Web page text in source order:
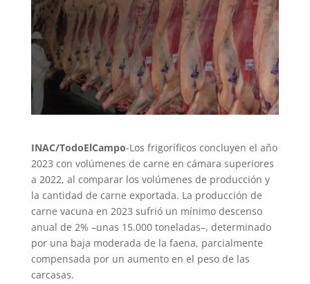
INAC/TodoElCampo-Los frigoríficos concluyen el año
2023 con volúmenes de carne en cámara superiores
a 2022, al comparar los volúmenes de producción y
la cantidad de carne exportada. La producción de
carne vacuna en 2023 sufrió un mínimo descenso
anual de 2% –unas 15.000 toneladas–, determinado
por una baja moderada de la faena, parcialmente
compensada por un aumento en el peso de las
carcasas.